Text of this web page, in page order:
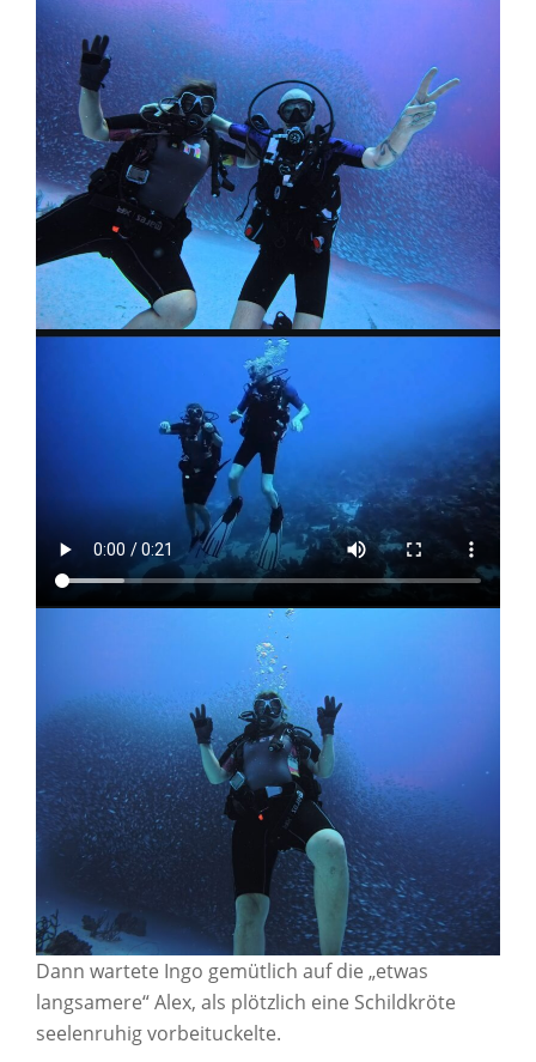
Dann wartete Ingo gemütlich auf die „etwas
langsamere“ Alex, als plötzlich eine Schildkröte
seelenruhig vorbeituckelte.